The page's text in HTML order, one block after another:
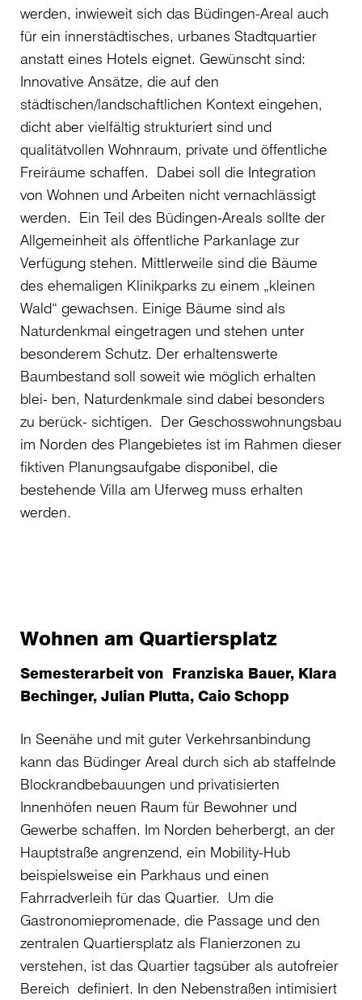
werden, inwieweit sich das Büdingen-Areal auch
für ein innerstädtisches, urbanes Stadtquartier
anstatt eines Hotels eignet. Gewünscht sind:
Innovative Ansätze, die auf den
städtischen/landschaftlichen Kontext eingehen,
dicht aber vielfältig strukturiert sind und
qualitätvollen Wohnraum, private und öffentliche
Freiräume schaffen. Dabei soll die Integration
von Wohnen und Arbeiten nicht vernachlässigt
werden. Ein Teil des Büdingen-Areals sollte der
Allgemeinheit als öffentliche Parkanlage zur
Verfügung stehen. Mittlerweile sind die Bäume
des ehemaligen Klinikparks zu einem „kleinen
Wald“ gewachsen. Einige Bäume sind als
Naturdenkmal eingetragen und stehen unter
besonderem Schutz. Der erhaltenswerte
Baumbestand soll soweit wie möglich erhalten
blei- ben, Naturdenkmale sind dabei besonders
zu berück- sichtigen. Der Geschosswohnungsbau
im Norden des Plangebietes ist im Rahmen dieser
fiktiven Planungsaufgabe disponibel, die
bestehende Villa am Uferweg muss erhalten
werden.
Wohnen am Quartiersplatz
Semesterarbeit von Franziska Bauer, Klara
Bechinger, Julian Plutta, Caio Schopp
In Seenähe und mit guter Verkehrsanbindung
kann das Büdinger Areal durch sich ab staffelnde
Blockrandbebauungen und privatisierten
Innenhöfen neuen Raum für Bewohner und
Gewerbe schaffen. Im Norden beherbergt, an der
Hauptstraße angrenzend, ein Mobility-Hub
beispielsweise ein Parkhaus und einen
Fahrradverleih für das Quartier. Um die
Gastronomiepromenade, die Passage und den
zentralen Quartiersplatz als Flanierzonen zu
verstehen, ist das Quartier tagsüber als autofreier
Bereich definiert. In den Nebenstraßen intimisiert